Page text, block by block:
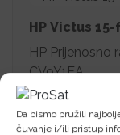
Da bismo pružili
čuvanje i/ili pristup
HP Victus 15-
HP Prijenosno
CV9Y1EA
1.365,53€